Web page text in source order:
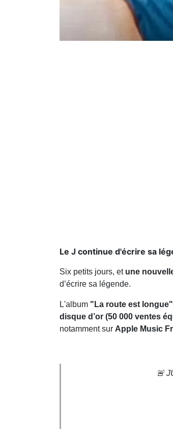
Le J continue d'écrire sa
Six petits jours, et une
d’écrire sa légende.
L'album "La route est longue"
disque d’or (50 000 ventes
notamment sur Apple Music
🚨